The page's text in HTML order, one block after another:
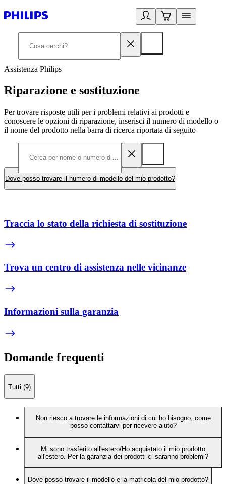
Assistenza Philips
Riparazione e sostituzione
Per trovare risposte utili per i problemi relativi ai prodotti e
conoscere le opzioni di riparazione, inserisci il numero di modello o
il nome del prodotto nella barra di ricerca riportata di seguito
Dove posso trovare il numero di modello del mio prodotto?
Traccia lo stato della richiesta di sostituzione
Trova un centro di assistenza nelle vicinanze
Informazioni sulla garanzia
Domande frequenti
Tutti (9)
Non riesco a trovare le informazioni di cui ho bisogno, come
posso contattarvi per ricevere aiuto?
Mi sono trasferito all'estero/Ho acquistato il mio prodotto
all'estero. Per la garanzia dei prodotti ci saranno problemi?
Dove posso trovare il modello e la matricola del mio prodotto?